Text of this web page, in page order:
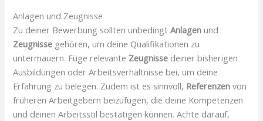
Anlagen und Zeugnisse
Zu deiner Bewerbung sollten unbedingtAnlagen und
Zeugnisse gehören, um deine Qualifikationen zu
untermauern. Füge relevante Zeugnisse deiner bisherigen
Ausbildungen oder Arbeitsverhältnisse bei, um deine
Erfahrung zu belegen. Zudem ist es sinnvoll, Referenzen von
früheren Arbeitgebern beizufügen, die deine Kompetenzen
und deinen Arbeitsstil bestätigen können. Achte darauf,